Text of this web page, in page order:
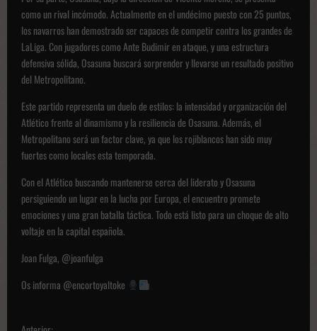
como un rival incómodo. Actualmente en el undécimo puesto con 25 puntos,
los navarros han demostrado ser capaces de competir contra los grandes de
LaLiga. Con jugadores como Ante Budimir en ataque, y una estructura
defensiva sólida, Osasuna buscará sorprender y llevarse un resultado positivo
del Metropolitano.
Este partido representa un duelo de estilos: la intensidad y organización del
Atlético frente al dinamismo y la resiliencia de Osasuna. Además, el
Metropolitano será un factor clave, ya que los rojiblancos han sido muy
fuertes como locales esta temporada.
Con el Atlético buscando mantenerse cerca del liderato y Osasuna
persiguiendo un lugar en la lucha por Europa, el encuentro promete
emociones y una gran batalla táctica. Todo está listo para un choque de alto
voltaje en la capital española.
Joan Fulga, @joanfulga
Os informa @encortoyaltoke
N